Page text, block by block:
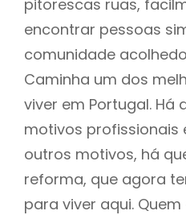
pitorescas ruas,
encontrar pessoas
comunidade
Caminha um dos
viver em Portugal. Há
motivos profissionais
outros motivos, há
reforma, que agora
para viver aqui.